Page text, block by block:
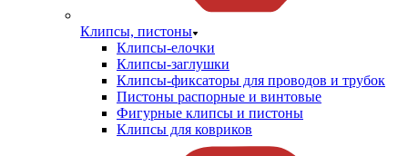
Клипсы, пистоны
Клипсы-елочки
Клипсы-заглушки
Клипсы-фиксаторы для проводов и трубок
Пистоны распорные и винтовые
Фигурные клипсы и пистоны
Клипсы для ковриков